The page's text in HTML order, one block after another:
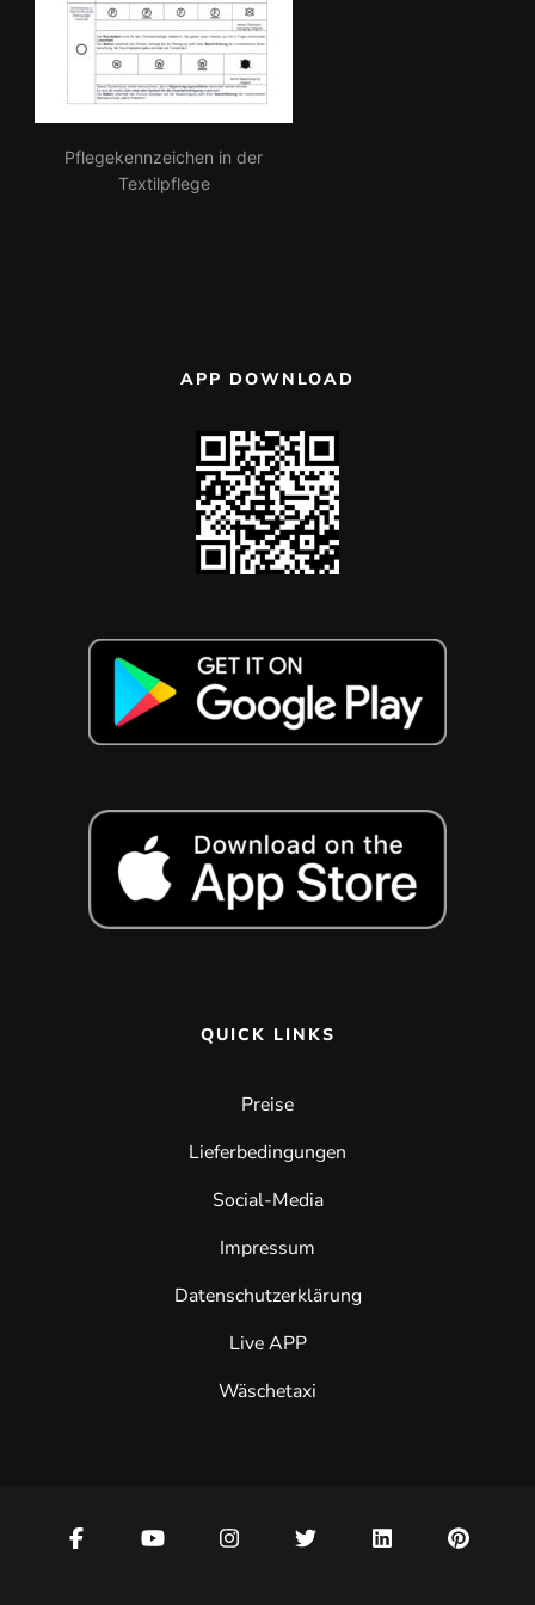
Pflegekennzeichen in der
Textilpflege
APP DOWNLOAD
QUICK LINKS
Preise
Lieferbedingungen
Social-Media
Impressum
Datenschutzerklärung
Live APP
Wäschetaxi